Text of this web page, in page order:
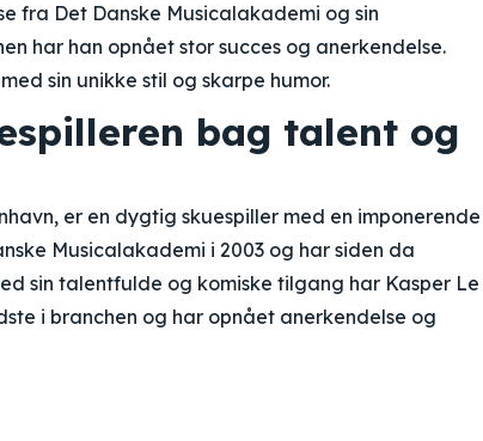
fra Det Danske Musicalakademi og sin
har han opnået stor succes og anerkendelse.
sin unikke stil og skarpe humor.
bag talent og
er en dygtig skuespiller med en imponerende
Musicalakademi i 2003 og har siden da
sin talentfulde og komiske tilgang har Kasper Le
i branchen og har opnået anerkendelse og